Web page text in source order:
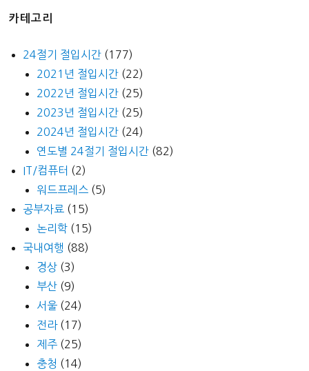
카테고리
24절기 절입시간 (177)
2021년 절입시간 (22)
2022년 절입시간 (25)
2023년 절입시간 (25)
2024년 절입시간 (24)
연도별 24절기 절입시간 (82)
IT/컴퓨터 (2)
워드프레스 (5)
공부자료 (15)
논리학 (15)
국내여행 (88)
경상 (3)
부산 (9)
서울 (24)
전라(17)
제주 (25)
충청 (14)